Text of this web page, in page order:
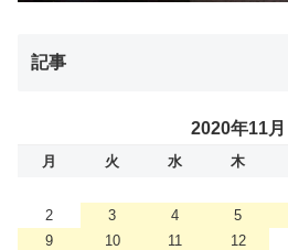
記事
2020年11月
月 火 水 木
2
3 4 5
9
10 11 12